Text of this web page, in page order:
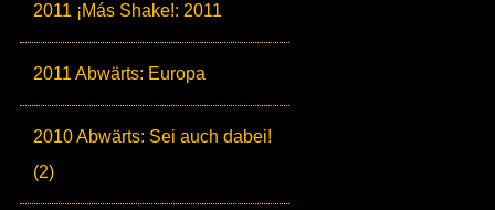
2011 ¡Más Shake!: 2011
2011 Abwärts: Europa
2010 Abwärts: Sei auch dabei!
(2)